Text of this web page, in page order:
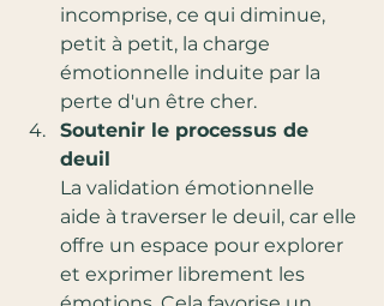
incomprise, ce qui diminue,
petit à petit, la charge
émotionnelle induite par la
perte d'un être cher.
Soutenir le processus de
deuil
La validation émotionnelle
aide à traverser le deuil, car elle
offre un espace pour explorer
et exprimer librement les